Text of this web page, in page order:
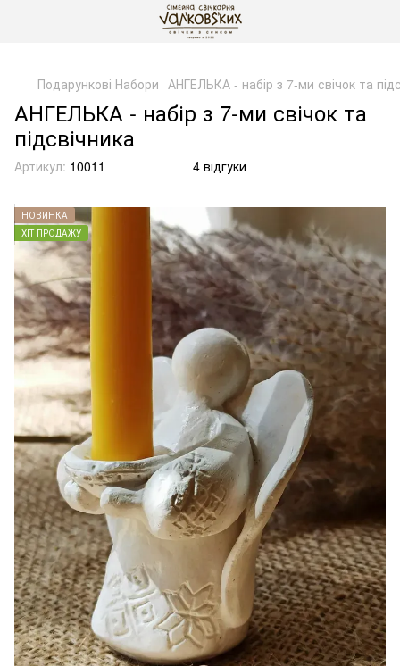
gtag('js', new Date()); gtag('config', 'G-DP234BVRNV');
Подарункові Набори АНГЕЛЬКА - набір з 7-ми свічок та
АНГЕЛЬКА - набір з 7-ми свічок та
підсвічника
Артикул: 10011 4 відгуки
НОВИНКА
ХІТ ПРОДАЖУ